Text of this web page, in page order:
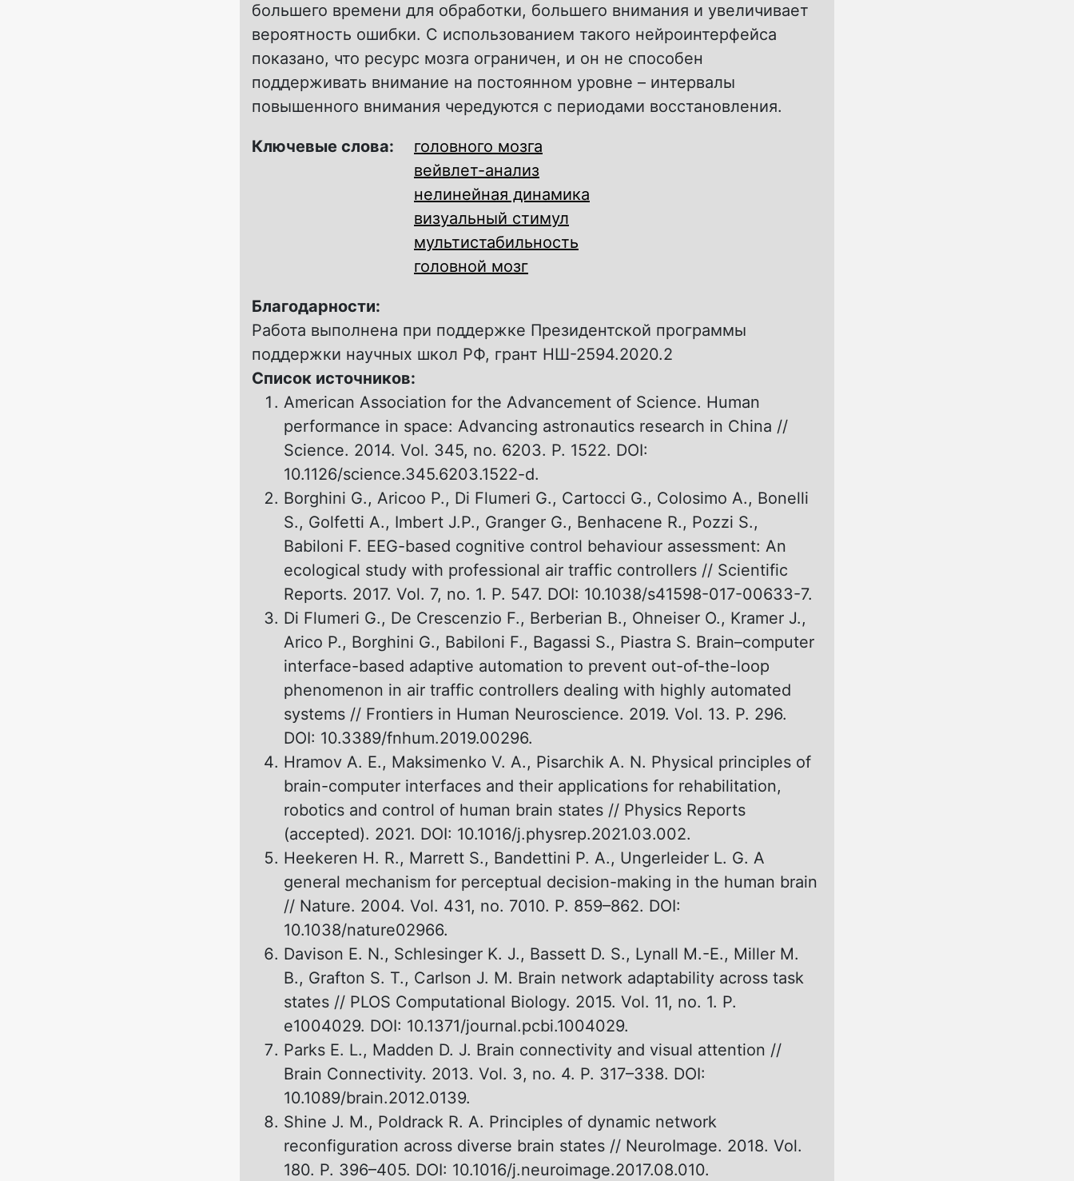
большего времени для обработки, большего внимания и увеличивает
вероятность ошибки. С использованием такого нейроинтерфейса
показано, что ресурс мозга ограничен, и он не способен
поддерживать внимание на постоянном уровне – интервалы
повышенного внимания чередуются с периодами восстановления.
Ключевые слова:
головного мозга
вейвлет-анализ
нелинейная динамика
визуальный стимул
мультистабильность
головной мозг
Благодарности:
Работа выполнена при поддержке Президентской программы
поддержки научных школ РФ, грант НШ-2594.2020.2
Список источников:
American Association for the Advancement of Science. Human
performance in space: Advancing astronautics research in China //
Science. 2014. Vol. 345, no. 6203. P. 1522. DOI:
10.1126/science.345.6203.1522-d.
Borghini G., Aricoo P., Di Flumeri G., Cartocci G., Colosimo A., Bonelli
S., Golfetti A., Imbert J.P., Granger G., Benhacene R., Pozzi S.,
Babiloni F. EEG-based cognitive control behaviour assessment: An
ecological study with professional air traffic controllers // Scientific
Reports. 2017. Vol. 7, no. 1. P. 547. DOI: 10.1038/s41598-017-00633-7.
Di Flumeri G., De Crescenzio F., Berberian B., Ohneiser O., Kramer J.,
Arico P., Borghini G., Babiloni F., Bagassi S., Piastra S. Brain–computer
interface-based adaptive automation to prevent out-of-the-loop
phenomenon in air traffic controllers dealing with highly automated
systems // Frontiers in Human Neuroscience. 2019. Vol. 13. P. 296.
DOI: 10.3389/fnhum.2019.00296.
Hramov A. E., Maksimenko V. A., Pisarchik A. N. Physical principles of
brain-computer interfaces and their applications for rehabilitation,
robotics and control of human brain states // Physics Reports
(accepted). 2021. DOI: 10.1016/j.physrep.2021.03.002.
Heekeren H. R., Marrett S., Bandettini P. A., Ungerleider L. G. A
general mechanism for perceptual decision-making in the human brain
// Nature. 2004. Vol. 431, no. 7010. P. 859–862. DOI:
10.1038/nature02966.
Davison E. N., Schlesinger K. J., Bassett D. S., Lynall M.-E., Miller M.
B., Grafton S. T., Carlson J. M. Brain network adaptability across task
states // PLOS Computational Biology. 2015. Vol. 11, no. 1. P.
e1004029. DOI: 10.1371/journal.pcbi.1004029.
Parks E. L., Madden D. J. Brain connectivity and visual attention //
Brain Connectivity. 2013. Vol. 3, no. 4. P. 317–338. DOI:
10.1089/brain.2012.0139.
Shine J. M., Poldrack R. A. Principles of dynamic network
reconfiguration across diverse brain states // NeuroImage. 2018. Vol.
180. P. 396–405. DOI: 10.1016/j.neuroimage.2017.08.010.